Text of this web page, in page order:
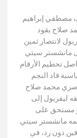
مصطفي إبراهيم
صلاح يقود
لانتصار ثمين
مانشستر سيتي
تحطيم الأرقام
قاد النجم
محمد صلاح
ليفربول إلى
مستحق على
مانشستر سيتي
دون رد، في